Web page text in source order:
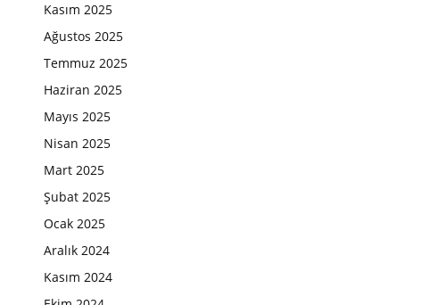
Kasım 2025
Ağustos 2025
Temmuz 2025
Haziran 2025
Mayıs 2025
Nisan 2025
Mart 2025
Şubat 2025
Ocak 2025
Aralık 2024
Kasım 2024